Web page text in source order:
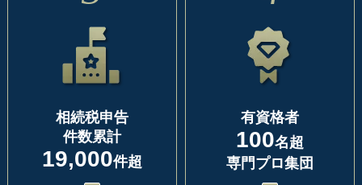
相続税申告
件数累計
19,000件超
有資格者
100名超
専門プロ集団